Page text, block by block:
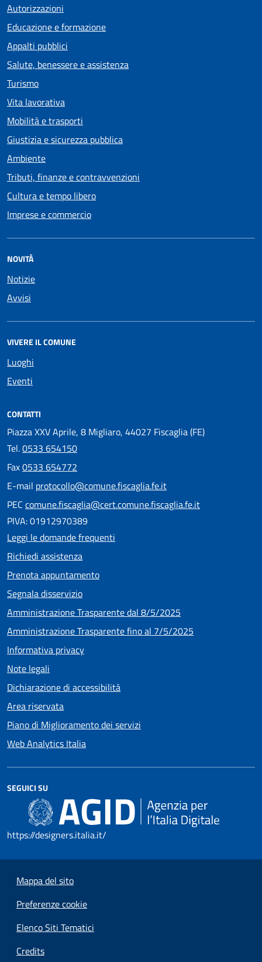
Autorizzazioni
Educazione e formazione
Appalti pubblici
Salute, benessere e assistenza
Turismo
Vita lavorativa
Mobilità e trasporti
Giustizia e sicurezza pubblica
Ambiente
Tributi, finanze e contravvenzioni
Cultura e tempo libero
Imprese e commercio
NOVITÀ
Notizie
Avvisi
VIVERE IL COMUNE
Luoghi
Eventi
CONTATTI
Piazza XXV Aprile, 8 Migliaro, 44027 Fiscaglia (FE)
Tel.0533 654150
Fax0533 654772
E-mail protocollo@comune.fiscaglia.fe.it
PEC comune.fiscaglia@cert.comune.fiscaglia.fe.it
PIVA: 01912970389
Leggi le domande frequenti
Richiedi assistenza
Prenota appuntamento
Segnala disservizio
Amministrazione Trasparente dal 8/5/2025
Amministrazione Trasparente fino al 7/5/2025
Informativa privacy
Note legali
Dichiarazione di accessibilità
Area riservata
Piano di Miglioramento dei servizi
Web Analytics Italia
SEGUICI SU
https://designers.italia.it/
Mappa del sito
Preferenze cookie
Elenco Siti Tematici
Credits